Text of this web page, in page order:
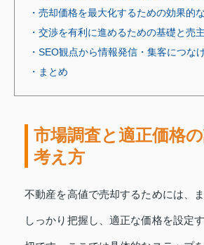
・売却価格を最大化するための効果的
・交渉を有利に進めるための基礎と売
・SEO観点から情報発信・集客につな
・まとめ
市場調査と適正価格
考え方
不動産を高値で売却するためには、
しっかり把握し、適正な価格を設定